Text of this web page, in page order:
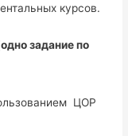
курсов.
задание по
ЦОР